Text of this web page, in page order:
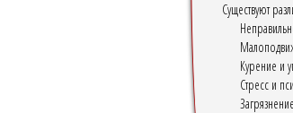
Существуют
Курение и
Стресс и